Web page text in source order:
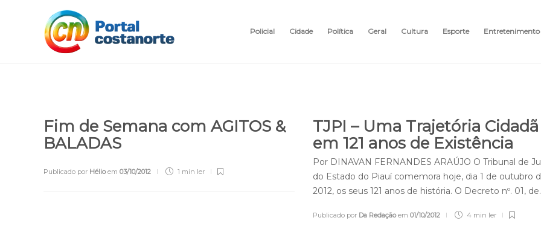
Policial Cidade Política Geral Cultura Esporte Entretenimento
Fim de Semana com AGITOS &
BALADAS
Publicado por Hélioem 03/10/2012 1 min ler
TJPI – Uma Trajetória Cidadã
em 121 anos de Existência
Por DINAVAN FERNANDES ARAÚJO O Tribunal de
do Estado do Piauí comemora hoje, dia 1 de outubro
2012, os seus 121 anos de história. O Decreto nº. 01,
Publicado por Da Redaçãoem 01/10/2012 4 min ler